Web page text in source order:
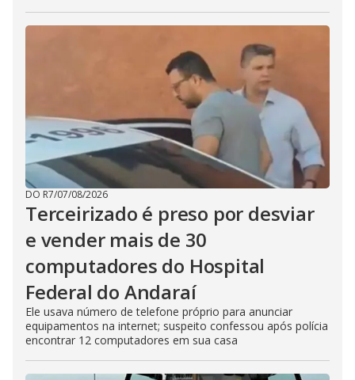
DO R7/07/08/2026
Terceirizado é preso por desviar
e vender mais de 30
computadores do Hospital
Federal do Andaraí
Ele usava número de telefone próprio para anunciar
equipamentos na internet; suspeito confessou após polícia
encontrar 12 computadores em sua casa